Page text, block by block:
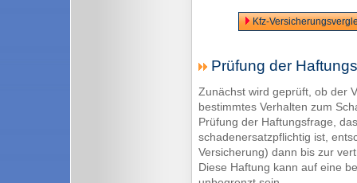
Kfz-
Prüfung der
Zunächst wird geprüft, ob der
bestimmtes Verhalten zum
Prüfung der Haftungsfrage,
schadenersatzpflichtig ist,
Versicherung) dann bis zur
Diese Haftung kann auf eine